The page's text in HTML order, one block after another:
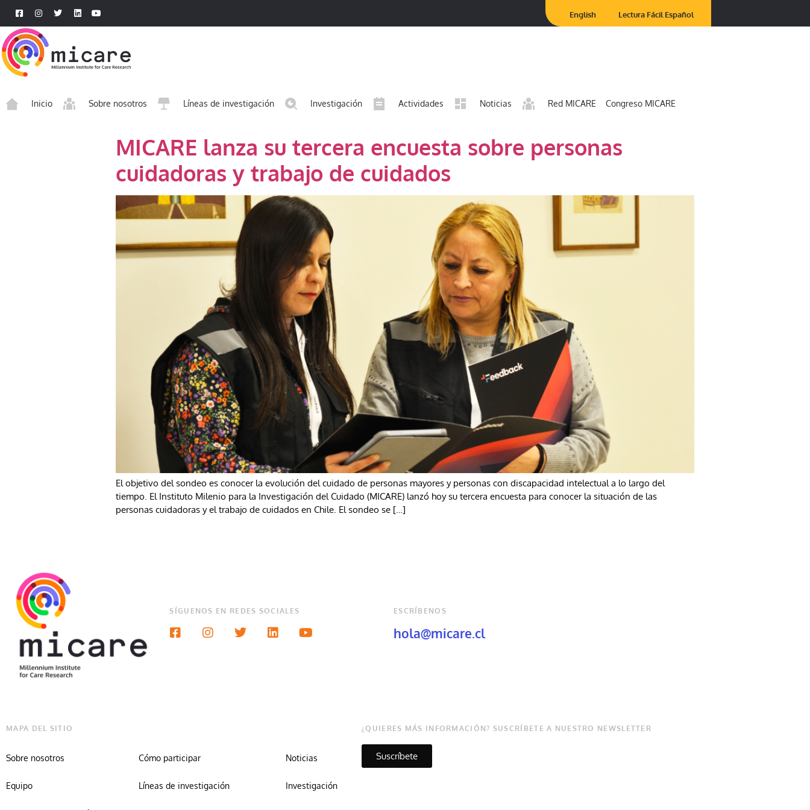
English Lectura Fácil Español
Inicio Sobre nosotros Líneas de investigación Investigación Actividades Noticias Red MICARE Congreso MICARE
MICARE lanza su tercera encuesta sobre personas
cuidadoras y trabajo de cuidados
El objetivo del sondeo es conocer la evolución del cuidado de personas mayores y personas con discapacidad intelectual a lo largo del
tiempo. El Instituto Milenio para la Investigación del Cuidado (MICARE) lanzó hoy su tercera encuesta para conocer la situación de las
personas cuidadoras y el trabajo de cuidados en Chile. El sondeo se […]
SÍGUENOS EN REDES SOCIALES ESCRÍBENOS
hola@micare.cl
MAPA DEL SITIO
Sobre nosotros
Equipo
Cómo participar
Líneas de investigación
Noticias
Investigación
¿QUIERES MÁS INFORMACIÓN? SUSCRÍBETE A NUESTRO NEWSLETTER
Suscríbete